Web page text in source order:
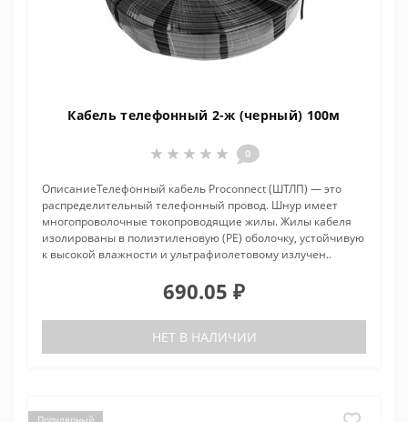
Кабель телефонный 2-ж (черный) 100м
0
ОписаниеТелефонный кабель Proconnect (ШТЛП) — это
распределительный телефонный провод. Шнур имеет
многопроволочные токопроводящие жилы. Жилы кабеля
изолированы в полиэтиленовую (PE) оболочку, устойчивую
к высокой влажности и ультрафиолетовому излучен..
690.05 ₽
НЕТ В НАЛИЧИИ